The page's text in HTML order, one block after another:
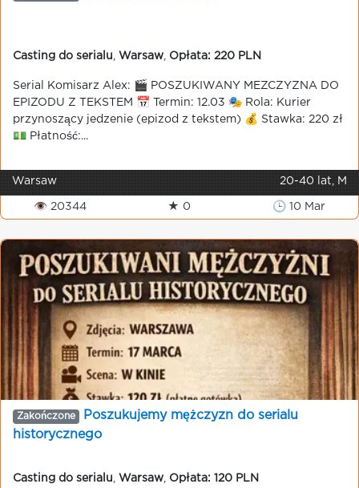
Casting do serialu Warsaw Opłata: 220 PLN
Serial Komisarz Alex: 🎬 POSZUKIWANY MEZCZYZNA DO
EPIZODU Z TEKSTEM 📅 Termin: 12.03 🎭 Rola: Kurier
przynoszący jedzenie (epizod z tekstem) 💰 Stawka: 220 zł
💵 Płatność:...
Warsaw 20-40 lat, M
👁 20344 ★ 0 🕒 10 Mar
Zakończone
Poszukujemy mężczyzn do serialu
historycznego
Casting do serialu Warsaw Opłata: 120 PLN